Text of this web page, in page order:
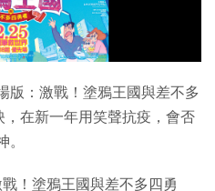
版：激戰！塗鴉王國與差不多
在新一年用笑聲抗疫，會否
。
戰！塗鴉王國與差不多四勇